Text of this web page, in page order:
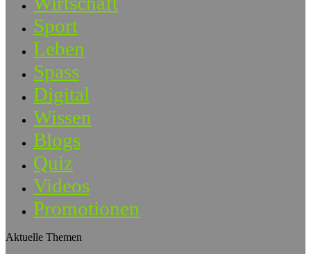
Sport
Leben
Spass
Digital
Wissen
Blogs
Quiz
Videos
Promotionen
Aktuelle Themen